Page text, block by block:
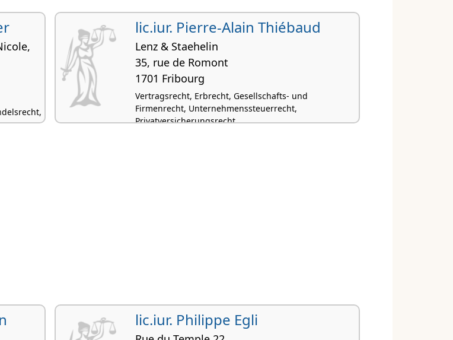
lic.iur. Pierre-Alain Thiébaud
Lenz & Staehelin
35, rue de Romont
1701 Fribourg
Vertragsrecht, Erbrecht, Gesellschafts- und
Firmenrecht, Unternehmenssteuerrecht,
Privatversicherungsrecht
lic.iur. Philippe Egli